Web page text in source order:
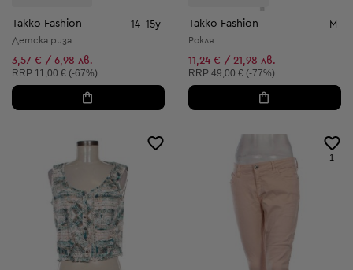
Takko Fashion 14-15y
Детска риза
3,57 € / 6,98 лв.
Препоръчителна цена:
RRP 11,00 € (-67%)
Takko Fashion M
Рокля
11,24 € / 21,98 лв.
Препоръчителна цена:
RRP 49,00 € (-77%)
1